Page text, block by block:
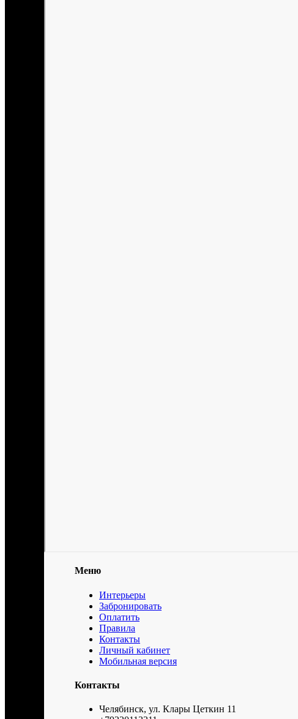
Меню
Интерьеры
Забронировать
Оплатить
Правила
Контакты
Личный кабинет
Мобильная версия
Контакты
Челябинск, ул. Клары Цеткин 11